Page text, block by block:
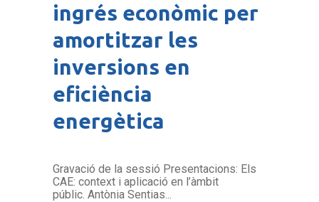
ingrés econòmic per
amortitzar les
inversions en
eficiència
energètica
Gravació de la sessió Presentacions: Els
CAE: context i aplicació en l’àmbit
públic. Antònia Sentias...